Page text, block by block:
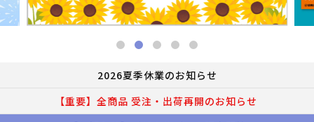
2026夏季休業のお知らせ
【重要】全商品 受注・出荷再開のお知らせ